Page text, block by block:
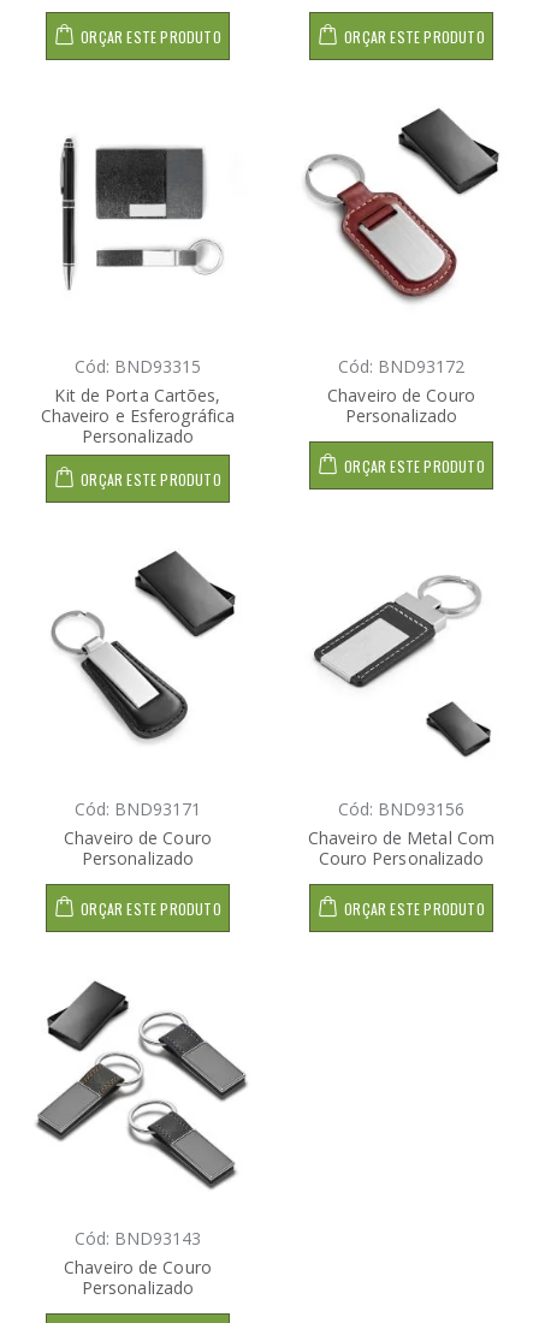
ORÇAR ESTE PRODUTO ORÇAR ESTE PRODUTO
Cód: BND93315
Kit de Porta Cartões,
Chaveiro e Esferográfica
Personalizado
ORÇAR ESTE PRODUTO
Cód: BND93172
Chaveiro de Couro
Personalizado
ORÇAR ESTE PRODUTO
Cód: BND93171
Chaveiro de Couro
Personalizado
ORÇAR ESTE PRODUTO
Cód: BND93156
Chaveiro de Metal Com
Couro Personalizado
ORÇAR ESTE PRODUTO
Cód: BND93143
Chaveiro de Couro
Personalizado